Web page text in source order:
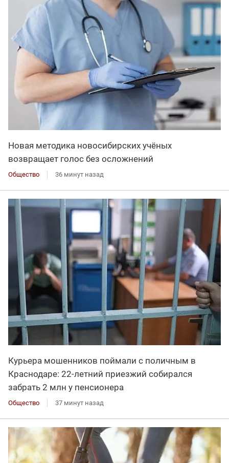
Новая методика новосибирских учёных
возвращает голос без осложнений
Общество 36 минут назад
Курьера мошенников поймали с поличным в
Краснодаре: 22-летний приезжий собирался
забрать 2 млн у пенсионера
Общество 37 минут назад